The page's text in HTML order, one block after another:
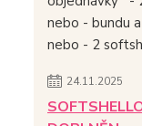
nebo - bundu
nebo - 2
24.11.2025